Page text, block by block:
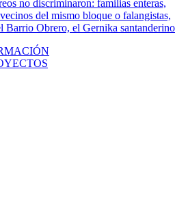
no discriminaron: familias enteras,
del mismo bloque o falangistas,
Barrio Obrero, el Gernika santanderino